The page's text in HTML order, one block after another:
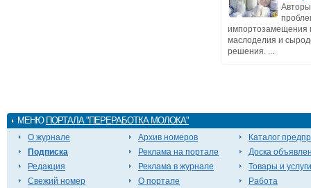
импортозамещения
маслоделия и
решения. ...
МЕНЮ ПОРТАЛА "ПЕРЕРАБОТКА МОЛОКА"
О журнале
Подписка
Редакция
Свежий номер
Архив номеров
Реклама на портале
Реклама в журнале
О портале
Каталог
Доска
Товары и услуги
Работа